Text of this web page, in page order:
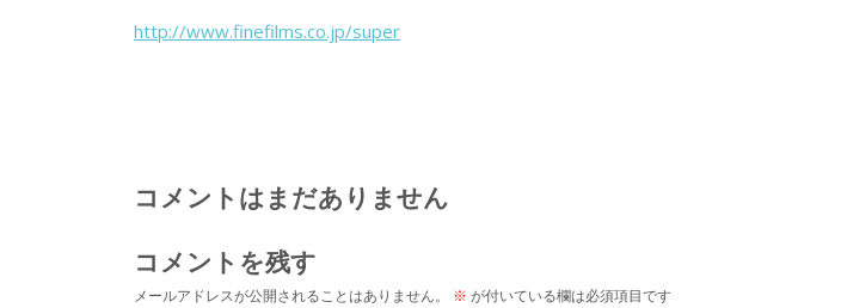
http://www.finefilms.co.jp/super
コメントはまだありません
コメントを残す
メールアドレスが公開されることはありません。 ※ が付いている欄は必須項目です